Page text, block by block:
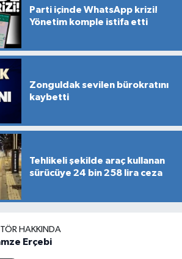
Parti içinde WhatsApp krizi!
Yönetim komple istifa etti
Zonguldak sevilen bürokratını
kaybetti
Tehlikeli şekilde araç kullanan
sürücüye 24 bin 258 lira ceza
HAKKINDA
Erçebi